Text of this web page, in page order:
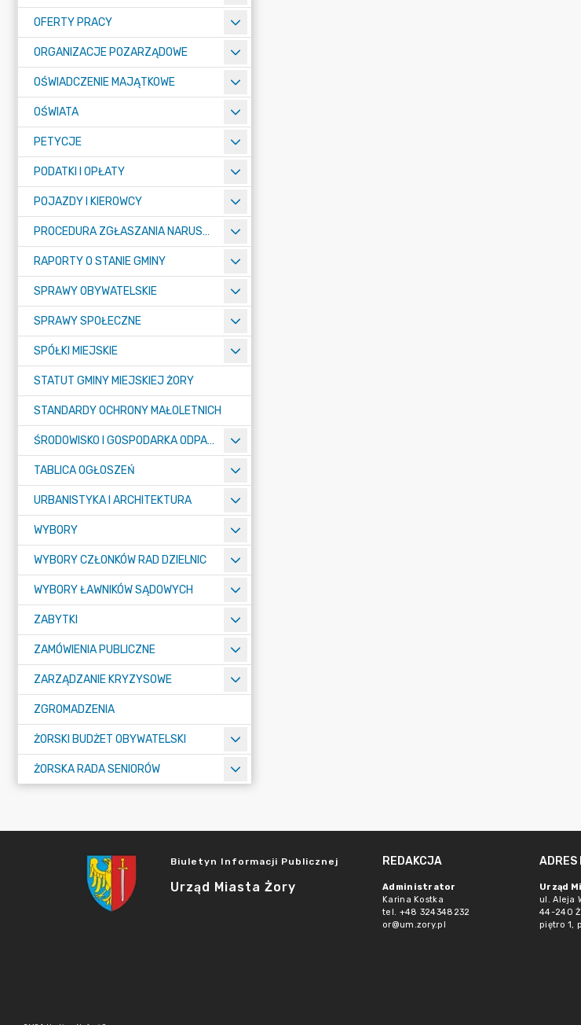
OFERTY PRACY
ORGANIZACJE POZARZĄDOWE
OŚWIADCZENIE MAJĄTKOWE
OŚWIATA
PETYCJE
PODATKI I OPŁATY
POJAZDY I KIEROWCY
PROCEDURA ZGŁASZANIA NARUSZEŃ PRAWA
RAPORTY O STANIE GMINY
SPRAWY OBYWATELSKIE
SPRAWY SPOŁECZNE
SPÓŁKI MIEJSKIE
STATUT GMINY MIEJSKIEJ ŻORY
STANDARDY OCHRONY MAŁOLETNICH
ŚRODOWISKO I GOSPODARKA ODPADAMI
TABLICA OGŁOSZEŃ
URBANISTYKA I ARCHITEKTURA
WYBORY
WYBORY CZŁONKÓW RAD DZIELNIC
WYBORY ŁAWNIKÓW SĄDOWYCH
ZABYTKI
ZAMÓWIENIA PUBLICZNE
ZARZĄDZANIE KRYZYSOWE
ZGROMADZENIA
ŻORSKI BUDŻET OBYWATELSKI
ŻORSKA RADA SENIORÓW
Biuletyn Informacji Publicznej
Urząd Miasta Żory
REDAKCJA
Administrator
Karina Kostka
tel. +48 324348232
or@um.zory.pl
ADRES
Urząd
ul. Aleja
44-240
piętro 1,